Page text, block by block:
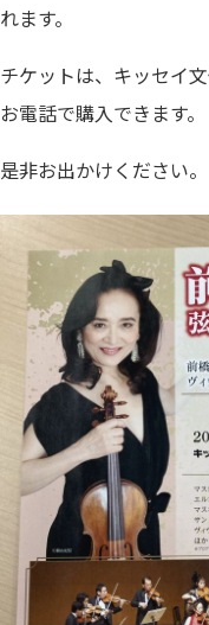
れます。
チケットは、キッセイ
お電話で購入できます。
是非お出かけください。